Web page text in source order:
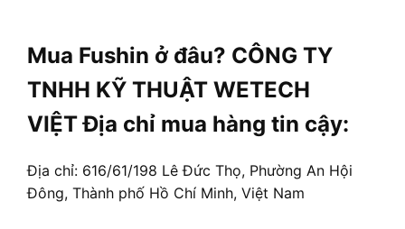
Mua Fushin ở đâu? CÔNG TY
TNHH KỸ THUẬT WETECH
VIỆT Địa chỉ mua hàng tin cậy:
Địa chỉ: 616/61/198 Lê Đức Thọ, Phường An Hội
Đông, Thành phố Hồ Chí Minh, Việt Nam